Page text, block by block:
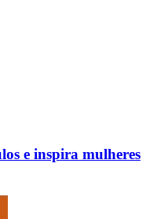
e inspira mulheres